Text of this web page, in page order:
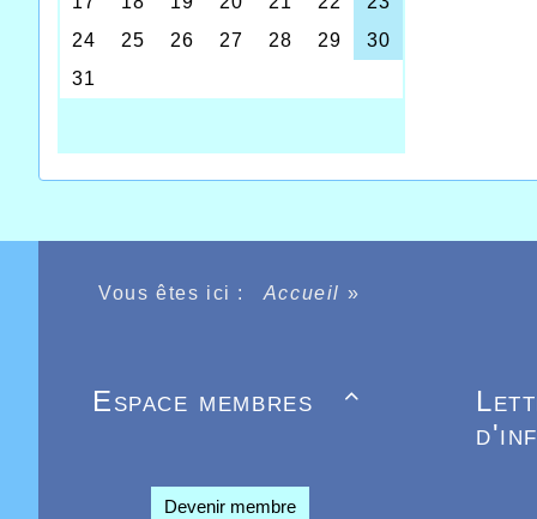
Une
Vous êtes ici : Accueil »

Espace membres
Devenir membre